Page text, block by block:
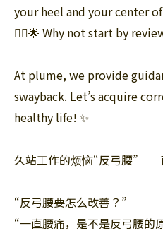
your heel and your center
🙆‍♀️🌟 Why not start by
At plume, we provide
swayback. Let’s acquire
healthy life! ✨
久站工作的烦恼“反弓腰”
“反弓腰要怎么改善？”
“一直腰痛，是不是反弓腰的